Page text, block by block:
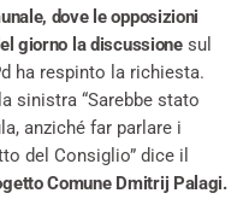
dove le opposizioni
giorno la discussionesul
ha respinto la richiesta.
sinistra “Sarebbe stato
anziché far parlare i
del Consiglio” dice il
Comune Dmitrij Palagi.